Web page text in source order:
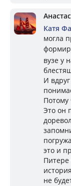
Катя
могла
вузе у
И
Это он
это и
Питере
не